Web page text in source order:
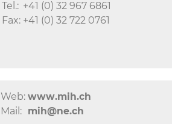
Tel.: +41 (0) 32 967 6861
Fax: +41 (0) 32 722 0761
Web: www.mih.ch
Mail: mih@ne.ch